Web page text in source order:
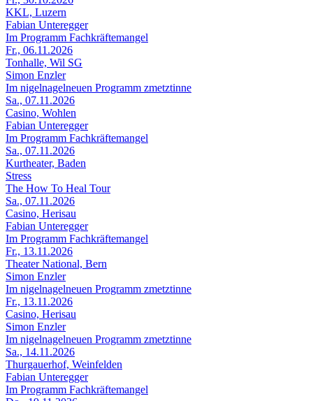
KKL, Luzern
Fabian Unteregger
Im Programm Fachkräftemangel
Fr., 06.11.2026
Tonhalle, Wil SG
Simon Enzler
Im nigelnagelneuen Programm zmetztinne
Sa., 07.11.2026
Casino, Wohlen
Fabian Unteregger
Im Programm Fachkräftemangel
Sa., 07.11.2026
Kurtheater, Baden
Stress
The How To Heal Tour
Sa., 07.11.2026
Casino, Herisau
Fabian Unteregger
Im Programm Fachkräftemangel
Fr., 13.11.2026
Theater National, Bern
Simon Enzler
Im nigelnagelneuen Programm zmetztinne
Fr., 13.11.2026
Casino, Herisau
Simon Enzler
Im nigelnagelneuen Programm zmetztinne
Sa., 14.11.2026
Thurgauerhof, Weinfelden
Fabian Unteregger
Im Programm Fachkräftemangel